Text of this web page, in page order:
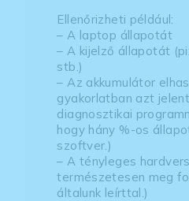
Ellenőrizheti például:
– A laptop állapotát
– A kijelző állapotát
stb.)
– Az akkumulátor
gyakorlatban azt
diagnosztikai
hogy hány %-os
szoftver.)
– A tényleges
természetesen meg
általunk leírttal.)